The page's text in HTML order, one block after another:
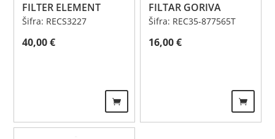
FILTER ELEMENT
Šifra: RECS3227
40,00€
FILTAR GORIVA
Šifra: REC35-877565T
16,00€